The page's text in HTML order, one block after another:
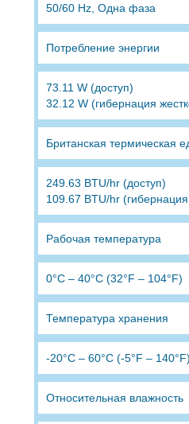
50/60 Hz, Одна фаза
Потребление энергии
73.11 W (доступ)
32.12 W (гибернация
Британская термическая
249.63 BTU/hr (доступ)
109.67 BTU/hr (гибернация
Рабочая температура
0°C – 40°C (32°F – 104°F)
Температура хранения
-20°C – 60°C (-5°F – 140°F)
Относительная влажность